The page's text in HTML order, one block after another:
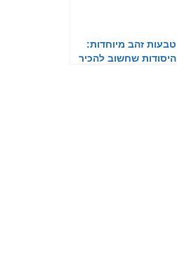
טבעות זהב מיוחדות:
היסודות שחשוב להכיר